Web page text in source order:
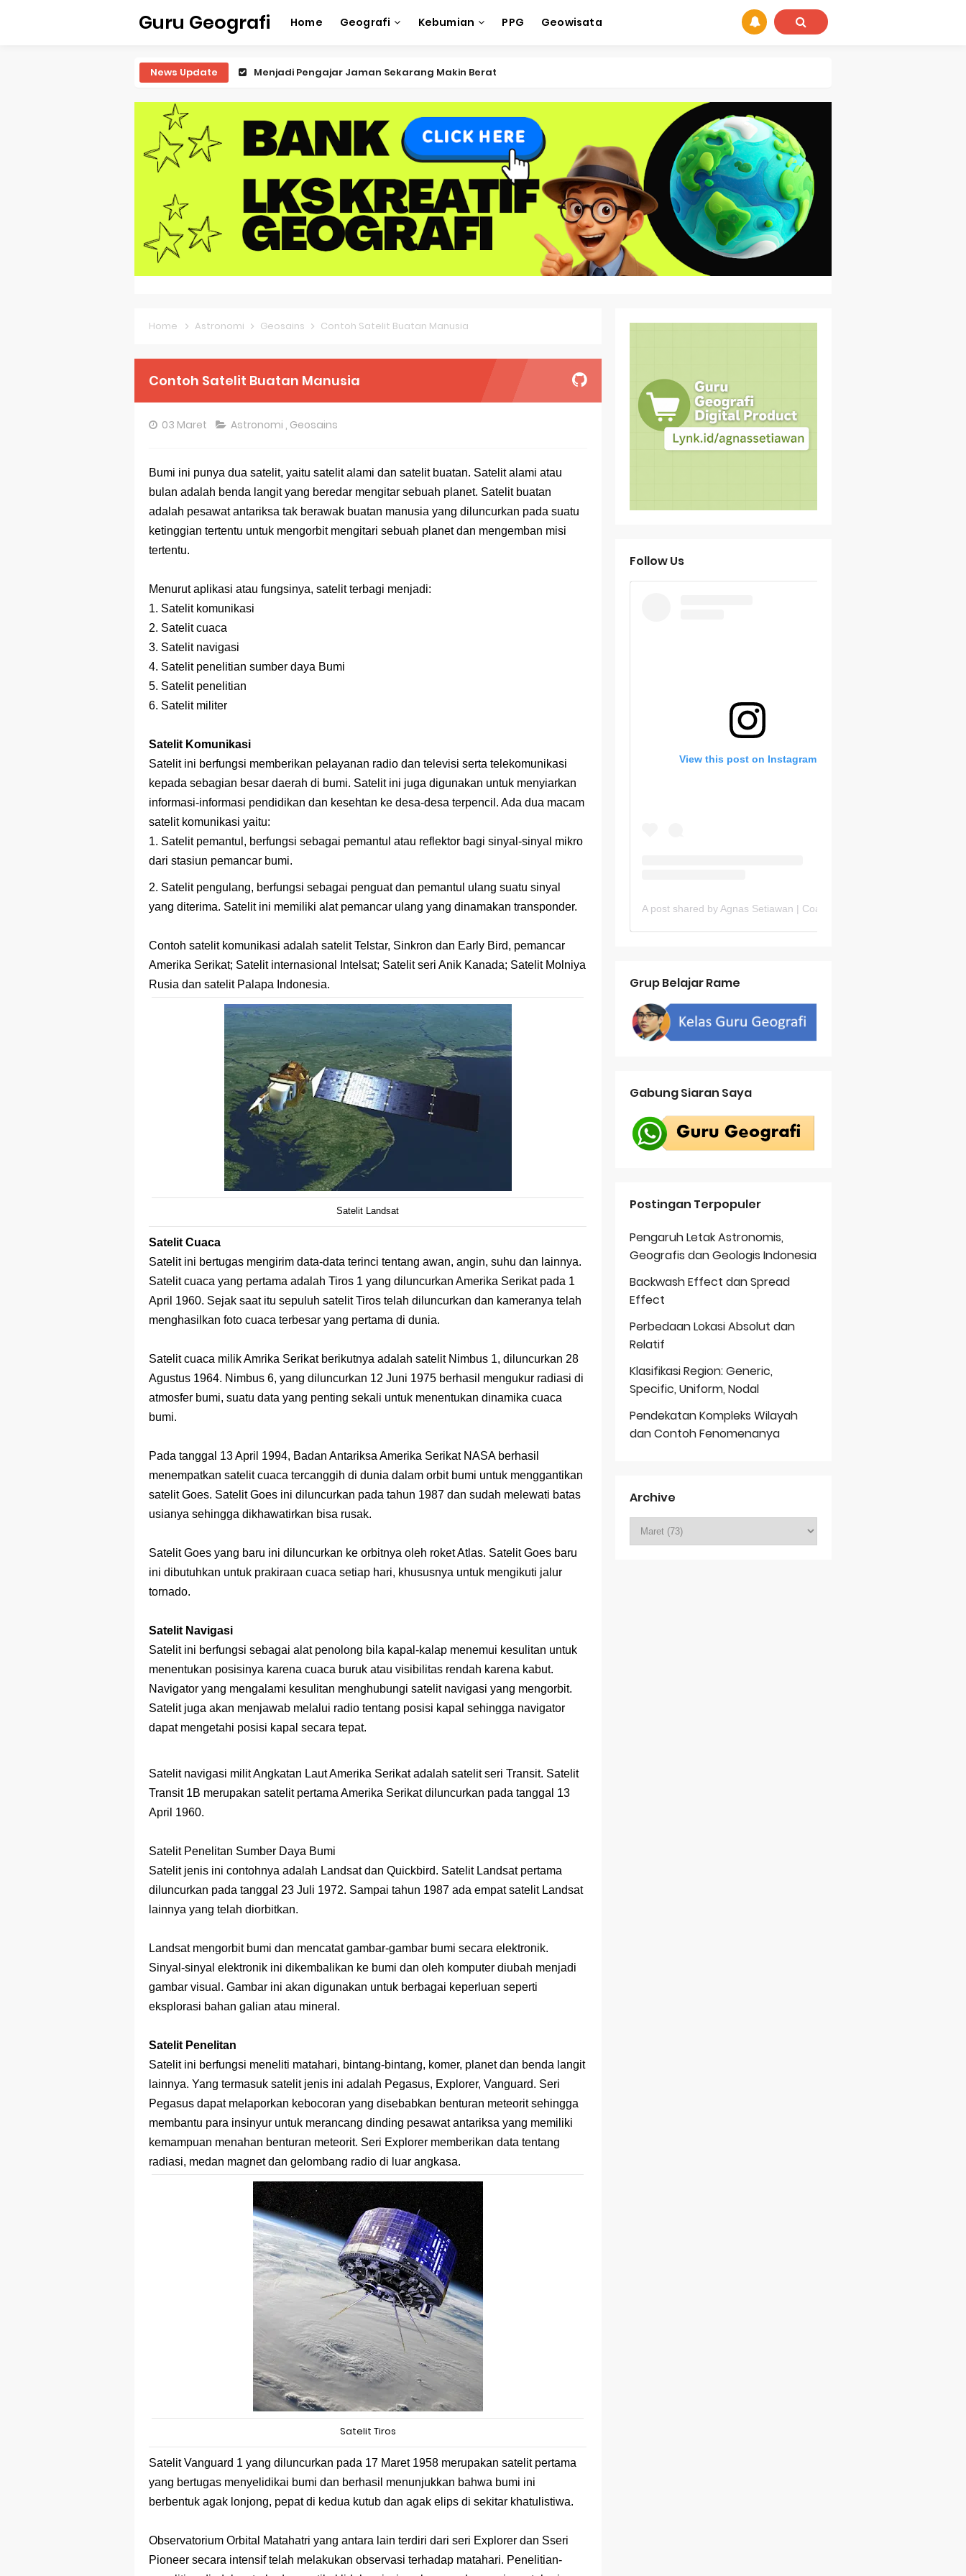
Guru Geografi Home Geografi Kebumian PPG Geowisata
News Update Latihan Prediksi Soal OSK Geografi 2026 Part Geografi Ekonomi
Latihan Prediksi Soal OSK Geografi 2026 Part Geografi Pertanian
Latihan Prediksi Soal OSK Geografi 2026 Part Geografi Budaya
Latihan Prediksi Soal OSK Geografi 2026 Part Dinamika Kota
Pembahasan Soal OSN-K Geografi 2025 No 51-55
Pembahasan Soal OSN-K Geografi 2025 No 46-50
Pembahasan Soal OSN-K Geografi 2025 No 41-45
Pembahasan Soal OSN-K Geografi 2025 No 21-25
Pembahasan Soal OSN-K Geografi 2025 No 16-20
Pembahasan Soal OSN-K Geografi 2025 No 11-15
Pembahasan Soal OSN-K Geografi 2025 No 6-10
Pembahasan Soal OSN-K Geografi 2025 No 1-5
Bocoran 150 Bank Soal Dasar OSN Geografi 2026 Part 1 [Wajib Baca]
Gratis, Pre Test Online Calon Pejuang OSN Geografi 2026
Latihan Soal TKA Geografi 2025 Topik Analisa Informasi Geospasial
STOP Belajar Geografi Pakai Cara Lama! 😤 TKA 2025 Beda Level. Kuasai 150 Bank Soal HOTS Sekarang!
3 Jurus Sakti Menaklukkan Soal TKA Geografi [Wajib Baca]
Menjadi Pengajar Jaman Sekarang Makin Berat
Home Astronomi Geosains Contoh Satelit Buatan Manusia
Contoh Satelit Buatan Manusia
03 Maret Astronomi , Geosains
Bumi ini punya dua satelit, yaitu satelit alami dan satelit buatan. Satelit alami atau
bulan adalah benda langit yang beredar mengitar sebuah planet. Satelit buatan
adalah pesawat antariksa tak berawak buatan manusia yang diluncurkan pada suatu
ketinggian tertentu untuk mengorbit mengitari sebuah planet dan mengemban misi
tertentu.
Menurut aplikasi atau fungsinya, satelit terbagi menjadi:
1. Satelit komunikasi
2. Satelit cuaca
3. Satelit navigasi
4. Satelit penelitian sumber daya Bumi
5. Satelit penelitian
6. Satelit militer
Satelit Komunikasi
Satelit ini berfungsi memberikan pelayanan radio dan televisi serta telekomunikasi
kepada sebagian besar daerah di bumi. Satelit ini juga digunakan untuk menyiarkan
informasi-informasi pendidikan dan kesehtan ke desa-desa terpencil. Ada dua macam
satelit komunikasi yaitu:
1. Satelit pemantul, berfungsi sebagai pemantul atau reflektor bagi sinyal-sinyal mikro
dari stasiun pemancar bumi.
2. Satelit pengulang, berfungsi sebagai penguat dan pemantul ulang suatu sinyal
yang diterima. Satelit ini memiliki alat pemancar ulang yang dinamakan transponder.
Contoh satelit komunikasi adalah satelit Telstar, Sinkron dan Early Bird, pemancar
Amerika Serikat; Satelit internasional Intelsat; Satelit seri Anik Kanada; Satelit Molniya
Rusia dan satelit Palapa Indonesia.
Satelit Landsat
Satelit Cuaca
Satelit ini bertugas mengirim data-data terinci tentang awan, angin, suhu dan lainnya.
Satelit cuaca yang pertama adalah Tiros 1 yang diluncurkan Amerika Serikat pada 1
April 1960. Sejak saat itu sepuluh satelit Tiros telah diluncurkan dan kameranya telah
menghasilkan foto cuaca terbesar yang pertama di dunia.
Satelit cuaca milik Amrika Serikat berikutnya adalah satelit Nimbus 1, diluncurkan 28
Agustus 1964. Nimbus 6, yang diluncurkan 12 Juni 1975 berhasil mengukur radiasi di
atmosfer bumi, suatu data yang penting sekali untuk menentukan dinamika cuaca
bumi.
Pada tanggal 13 April 1994, Badan Antariksa Amerika Serikat NASA berhasil
menempatkan satelit cuaca tercanggih di dunia dalam orbit bumi untuk menggantikan
satelit Goes. Satelit Goes ini diluncurkan pada tahun 1987 dan sudah melewati batas
usianya sehingga dikhawatirkan bisa rusak.
Satelit Goes yang baru ini diluncurkan ke orbitnya oleh roket Atlas. Satelit Goes baru
ini dibutuhkan untuk prakiraan cuaca setiap hari, khususnya untuk mengikuti jalur
tornado.
Satelit Navigasi
Satelit ini berfungsi sebagai alat penolong bila kapal-kalap menemui kesulitan untuk
menentukan posisinya karena cuaca buruk atau visibilitas rendah karena kabut.
Navigator yang mengalami kesulitan menghubungi satelit navigasi yang mengorbit.
Satelit juga akan menjawab melalui radio tentang posisi kapal sehingga navigator
dapat mengetahi posisi kapal secara tepat.
Satelit navigasi milit Angkatan Laut Amerika Serikat adalah satelit seri Transit. Satelit
Transit 1B merupakan satelit pertama Amerika Serikat diluncurkan pada tanggal 13
April 1960.
Satelit Penelitan Sumber Daya Bumi
Satelit jenis ini contohnya adalah Landsat dan Quickbird. Satelit Landsat pertama
diluncurkan pada tanggal 23 Juli 1972. Sampai tahun 1987 ada empat satelit Landsat
lainnya yang telah diorbitkan.
Landsat mengorbit bumi dan mencatat gambar-gambar bumi secara elektronik.
Sinyal-sinyal elektronik ini dikembalikan ke bumi dan oleh komputer diubah menjadi
gambar visual. Gambar ini akan digunakan untuk berbagai keperluan seperti
eksplorasi bahan galian atau mineral.
Satelit Penelitan
Satelit ini berfungsi meneliti matahari, bintang-bintang, komer, planet dan benda langit
lainnya. Yang termasuk satelit jenis ini adalah Pegasus, Explorer, Vanguard. Seri
Pegasus dapat melaporkan kebocoran yang disebabkan benturan meteorit sehingga
membantu para insinyur untuk merancang dinding pesawat antariksa yang memiliki
kemampuan menahan benturan meteorit. Seri Explorer memberikan data tentang
radiasi, medan magnet dan gelombang radio di luar angkasa.
Satelit Tiros
Satelit Vanguard 1 yang diluncurkan pada 17 Maret 1958 merupakan satelit pertama
yang bertugas menyelidikai bumi dan berhasil menunjukkan bahwa bumi ini
berbentuk agak lonjong, pepat di kedua kutub dan agak elips di sekitar khatulistiwa.
Observatorium Orbital Matahatri yang antara lain terdiri dari seri Explorer dan Sseri
Pioneer secara intensif telah melakukan observasi terhadap matahari. Penelitian-
Follow Us
View this post on Instagram
Grup Belajar Rame
Gabung Siaran Saya
Postingan Terpopuler
Pengaruh Letak Astronomis,
Geografis dan Geologis Indonesia
Backwash Effect dan Spread
Effect
Perbedaan Lokasi Absolut dan
Relatif
Klasifikasi Region: Generic,
Specific, Uniform, Nodal
Pendekatan Kompleks Wilayah
dan Contoh Fenomenanya
Archive